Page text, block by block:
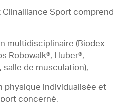
Clinalliance Sport comprend
multidisciplinaire (Biodex
Robowalk®, Huber®,
salle de musculation),
physique individualisée et
concerné,